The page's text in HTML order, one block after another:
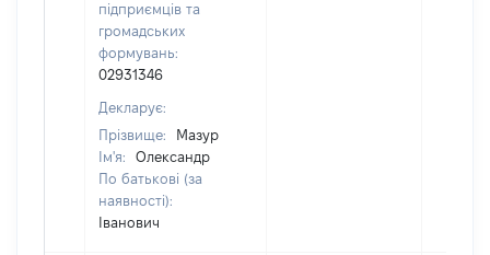
підприємців та
громадських
формувань:
02931346
Декларує:
Прізвище:
Мазур
Ім'я:
Олександр
По батькові (за
наявності):
Іванович